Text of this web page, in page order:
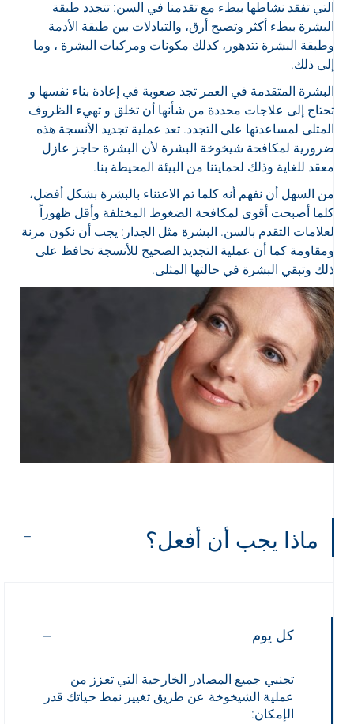
التي تفقد نشاطها ببطء مع تقدمنا في السن: تتجدد طبقة
البشرة ببطء أكثر وتصبح أرق، والتبادلات بين طبقة الأدمة
وطبقة البشرة تتدهور، كذلك مكونات ومركبات البشرة ، وما
إلى ذلك.
البشرة المتقدمة في العمر تجد صعوبة في إعادة بناء نفسها و
تحتاج إلى علاجات محددة من شأنها أن تخلق و تهيء الظروف
المثلى لمساعدتها على التجدد. تعد عملية تجديد الأنسجة هذه
ضرورية لمكافحة شيخوخة البشرة لأن البشرة حاجز عازل
معقد للغاية وذلك لحمايتنا من البيئة المحيطة بنا.
من السهل أن نفهم أنه كلما تم الاعتناء بالبشرة بشكل أفضل،
كلما أصبحت أقوى لمكافحة الضغوط المختلفة وأقل ظهوراً
لعلامات التقدم بالسن. البشرة مثل الجدار: يجب أن نكون مرنة
ومقاومة كما أن عملية التجديد الصحيح للأنسجة تحافظ على
ذلك وتبقي البشرة في حالتها المثلى.
ماذا يجب أن أفعل؟
كل يوم
تجنبي جميع المصادر الخارجية التي تعزز من
عملية الشيخوخة عن طريق تغيير نمط حياتك قدر
الإمكان: